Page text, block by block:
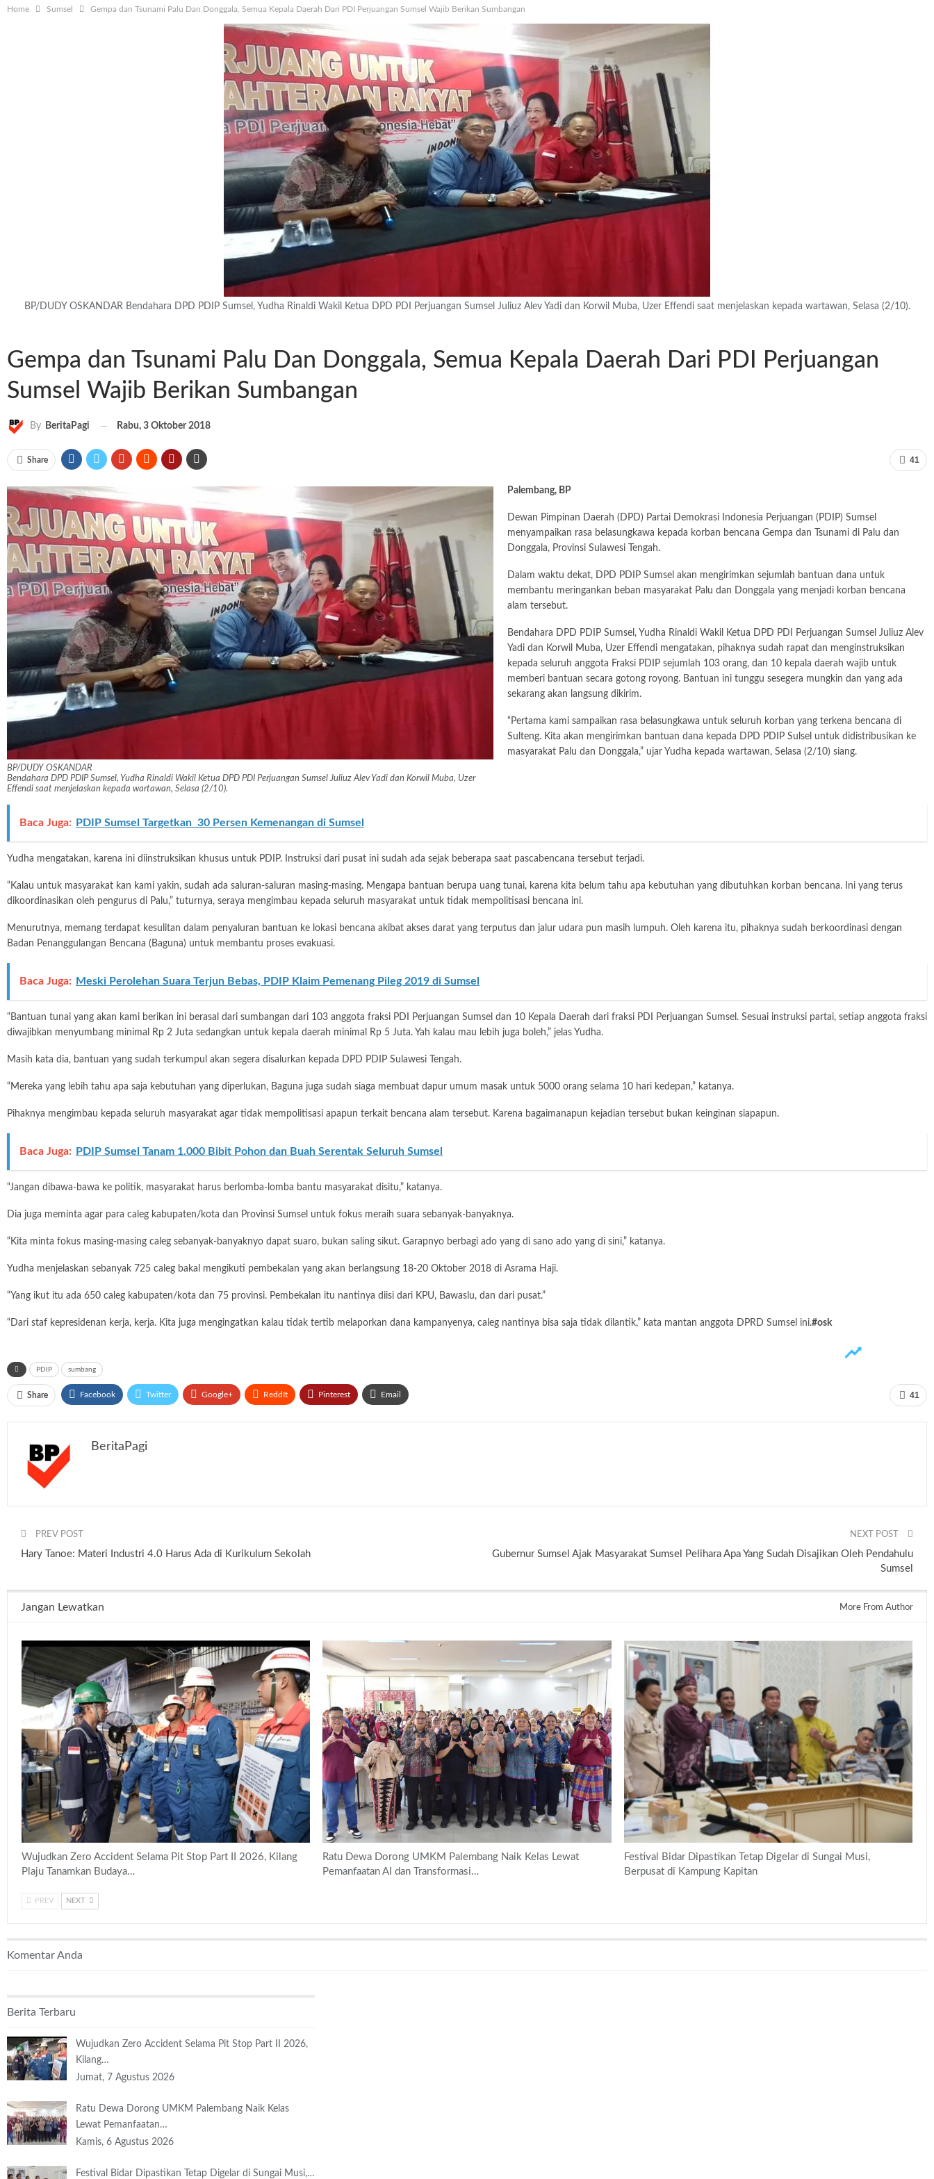
Home Sumsel Gempa dan Tsunami Palu Dan Donggala, Semua Kepala Daerah Dari PDI Perjuangan Sumsel Wajib Berikan Sumbangan
BP/DUDY OSKANDAR Bendahara DPD PDIP Sumsel, Yudha Rinaldi Wakil Ketua DPD PDI Perjuangan Sumsel Juliuz Alev Yadi dan Korwil Muba, Uzer Effendi saat menjelaskan kepada wartawan, Selasa (2/10).
Gempa dan Tsunami Palu Dan Donggala, Semua Kepala Daerah Dari PDI Perjuangan
Sumsel Wajib Berikan Sumbangan
By BeritaPagi Rabu, 3 Oktober 2018
41
Share
BP/DUDY OSKANDAR
Bendahara DPD PDIP Sumsel, Yudha Rinaldi Wakil Ketua DPD PDI Perjuangan Sumsel Juliuz Alev Yadi dan Korwil Muba, Uzer
Effendi saat menjelaskan kepada wartawan, Selasa (2/10).
Palembang, BP
Dewan Pimpinan Daerah (DPD) Partai Demokrasi Indonesia Perjuangan (PDIP) Sumsel
menyampaikan rasa belasungkawa kepada korban bencana Gempa dan Tsunami di Palu dan
Donggala, Provinsi Sulawesi Tengah.
Dalam waktu dekat, DPD PDIP Sumsel akan mengirimkan sejumlah bantuan dana untuk
membantu meringankan beban masyarakat Palu dan Donggala yang menjadi korban bencana
alam tersebut.
Bendahara DPD PDIP Sumsel, Yudha Rinaldi Wakil Ketua DPD PDI Perjuangan Sumsel Juliuz Alev
Yadi dan Korwil Muba, Uzer Effendi mengatakan, pihaknya sudah rapat dan menginstruksikan
kepada seluruh anggota Fraksi PDIP sejumlah 103 orang, dan 10 kepala daerah wajib untuk
memberi bantuan secara gotong royong. Bantuan ini tunggu sesegera mungkin dan yang ada
sekarang akan langsung dikirim.
“Pertama kami sampaikan rasa belasungkawa untuk seluruh korban yang terkena bencana di
Sulteng. Kita akan mengirimkan bantuan dana kepada DPD PDIP Sulsel untuk didistribusikan ke
masyarakat Palu dan Donggala,” ujar Yudha kepada wartawan, Selasa (2/10) siang.
Baca Juga: PDIP Sumsel Targetkan 30 Persen Kemenangan di Sumsel
Yudha mengatakan, karena ini diinstruksikan khusus untuk PDIP. Instruksi dari pusat ini sudah ada sejak beberapa saat pascabencana tersebut terjadi.
“Kalau untuk masyarakat kan kami yakin, sudah ada saluran-saluran masing-masing. Mengapa bantuan berupa uang tunai, karena kita belum tahu apa kebutuhan yang dibutuhkan korban bencana. Ini yang terus
dikoordinasikan oleh pengurus di Palu,” tuturnya, seraya mengimbau kepada seluruh masyarakat untuk tidak mempolitisasi bencana ini.
Menurutnya, memang terdapat kesulitan dalam penyaluran bantuan ke lokasi bencana akibat akses darat yang terputus dan jalur udara pun masih lumpuh. Oleh karena itu, pihaknya sudah berkoordinasi dengan
Badan Penanggulangan Bencana (Baguna) untuk membantu proses evakuasi.
Baca Juga: Meski Perolehan Suara Terjun Bebas, PDIP Klaim Pemenang Pileg 2019 di Sumsel
“Bantuan tunai yang akan kami berikan ini berasal dari sumbangan dari 103 anggota fraksi PDI Perjuangan Sumsel dan 10 Kepala Daerah dari fraksi PDI Perjuangan Sumsel. Sesuai instruksi partai, setiap anggota fraksi
diwajibkan menyumbang minimal Rp 2 Juta sedangkan untuk kepala daerah minimal Rp 5 Juta. Yah kalau mau lebih juga boleh,” jelas Yudha.
Masih kata dia, bantuan yang sudah terkumpul akan segera disalurkan kepada DPD PDIP Sulawesi Tengah.
“Mereka yang lebih tahu apa saja kebutuhan yang diperlukan, Baguna juga sudah siaga membuat dapur umum masak untuk 5000 orang selama 10 hari kedepan,” katanya.
Pihaknya mengimbau kepada seluruh masyarakat agar tidak mempolitisasi apapun terkait bencana alam tersebut. Karena bagaimanapun kejadian tersebut bukan keinginan siapapun.
Baca Juga: PDIP Sumsel Tanam 1.000 Bibit Pohon dan Buah Serentak Seluruh Sumsel
“Jangan dibawa-bawa ke politik, masyarakat harus berlomba-lomba bantu masyarakat disitu,” katanya.
Dia juga meminta agar para caleg kabupaten/kota dan Provinsi Sumsel untuk fokus meraih suara sebanyak-banyaknya.
“Kita minta fokus masing-masing caleg sebanyak-banyaknyo dapat suaro, bukan saling sikut. Garapnyo berbagi ado yang di sano ado yang di sini,” katanya.
Yudha menjelaskan sebanyak 725 caleg bakal mengikuti pembekalan yang akan berlangsung 18-20 Oktober 2018 di Asrama Haji.
“Yang ikut itu ada 650 caleg kabupaten/kota dan 75 provinsi. Pembekalan itu nantinya diisi dari KPU, Bawaslu, dan dari pusat.”
“Dari staf kepresidenan kerja, kerja. Kita juga mengingatkan kalau tidak tertib melaporkan dana kampanyenya, caleg nantinya bisa saja tidak dilantik,” kata mantan anggota DPRD Sumsel ini.#osk
PDIP sumbang
41
Share Facebook Twitter Google+ ReddIt Pinterest Email
BeritaPagi
PREV POST
Hary Tanoe: Materi Industri 4.0 Harus Ada di Kurikulum Sekolah
NEXT POST
Gubernur Sumsel Ajak Masyarakat Sumsel Pelihara Apa Yang Sudah Disajikan Oleh Pendahulu
Sumsel
Jangan Lewatkan More From Author
Wujudkan Zero Accident Selama Pit Stop Part II 2026, Kilang
Plaju Tanamkan Budaya…
Ratu Dewa Dorong UMKM Palembang Naik Kelas Lewat
Pemanfaatan AI dan Transformasi…
Festival Bidar Dipastikan Tetap Digelar di Sungai Musi,
Berpusat di Kampung Kapitan
PREV NEXT
Komentar Anda
Berita Terbaru
Wujudkan Zero Accident Selama Pit Stop Part II 2026,
Kilang…
Jumat, 7 Agustus 2026
Ratu Dewa Dorong UMKM Palembang Naik Kelas
Lewat Pemanfaatan…
Kamis, 6 Agustus 2026
Festival Bidar Dipastikan Tetap Digelar di Sungai Musi,…